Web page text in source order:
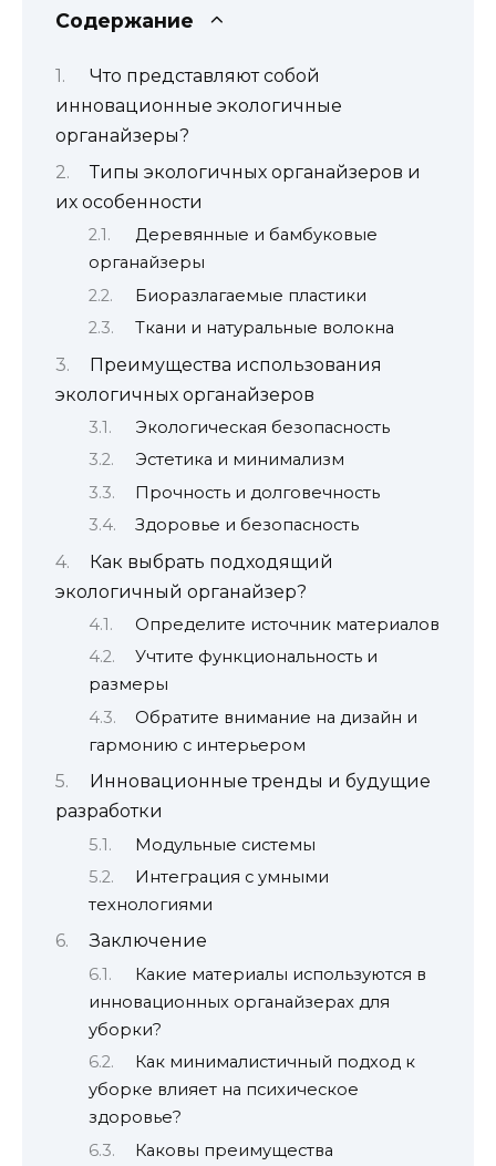
Содержание
Что представляют собой
инновационные экологичные
органайзеры?
Типы экологичных органайзеров и
их особенности
Деревянные и бамбуковые
органайзеры
Биоразлагаемые пластики
Ткани и натуральные волокна
Преимущества использования
экологичных органайзеров
Экологическая безопасность
Эстетика и минимализм
Прочность и долговечность
Здоровье и безопасность
Как выбрать подходящий
экологичный органайзер?
Определите источник материалов
Учтите функциональность и
размеры
Обратите внимание на дизайн и
гармонию с интерьером
Инновационные тренды и будущие
разработки
Модульные системы
Интеграция с умными
технологиями
Заключение
Какие материалы используются в
инновационных органайзерах для
уборки?
Как минималистичный подход к
уборке влияет на психическое
здоровье?
Каковы преимущества